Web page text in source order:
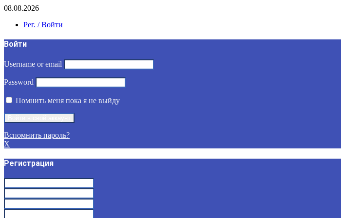
08.08.2026
Рег. / Войти
Войти
Username or email
Password
Помнить меня пока я не выйду
Вспомнить пароль?
X
Регистрация